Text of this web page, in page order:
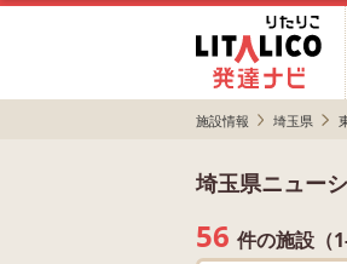
施設情報 埼玉県
埼玉県ニュー
56 件の施設（